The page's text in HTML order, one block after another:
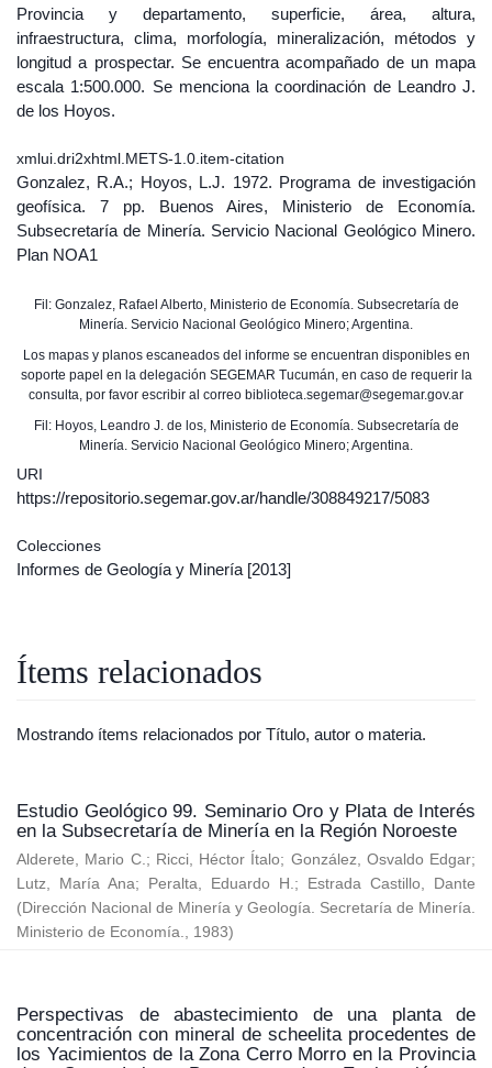
Provincia y departamento, superficie, área, altura,
infraestructura, clima, morfología, mineralización, métodos y
longitud a prospectar. Se encuentra acompañado de un mapa
escala 1:500.000. Se menciona la coordinación de Leandro J.
de los Hoyos.
xmlui.dri2xhtml.METS-1.0.item-citation
Gonzalez, R.A.; Hoyos, L.J. 1972. Programa de investigación
geofísica. 7 pp. Buenos Aires, Ministerio de Economía.
Subsecretaría de Minería. Servicio Nacional Geológico Minero.
Plan NOA1
Fil: Gonzalez, Rafael Alberto, Ministerio de Economía. Subsecretaría de
Minería. Servicio Nacional Geológico Minero; Argentina.
Los mapas y planos escaneados del informe se encuentran disponibles en
soporte papel en la delegación SEGEMAR Tucumán, en caso de requerir la
consulta, por favor escribir al correo biblioteca.segemar@segemar.gov.ar
Fil: Hoyos, Leandro J. de los, Ministerio de Economía. Subsecretaría de
Minería. Servicio Nacional Geológico Minero; Argentina.
URI
https://repositorio.segemar.gov.ar/handle/308849217/5083
Colecciones
Informes de Geología y Minería [2013]
Ítems relacionados
Mostrando ítems relacionados por Título, autor o materia.
Estudio Geológico 99. Seminario Oro y Plata de Interés
en la Subsecretaría de Minería en la Región Noroeste
Alderete, Mario C. ; Ricci, Héctor Ítalo; González, Osvaldo Edgar;
Lutz, María Ana; Peralta, Eduardo H. ; Estrada Castillo, Dante
(Dirección Nacional de Minería y Geología. Secretaría de Minería.
Ministerio de Economía.
1983)
Perspectivas de abastecimiento de una planta de
concentración con mineral de scheelita procedentes de
los Yacimientos de la Zona Cerro Morro en la Provincia